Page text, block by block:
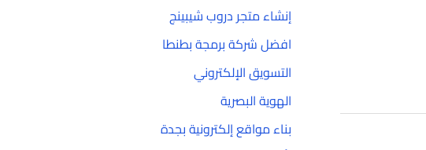
إنشاء متجر دروب شيبينج
افضل شركة برمجة بطنطا
التسويق الإلكتروني
الهوية البصرية
بناء مواقع إلكترونية بجدة